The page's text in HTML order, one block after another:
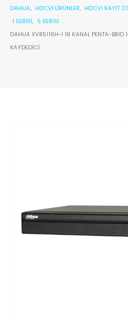
DAHUA, HDCVI ÜRÜNLER, HDCVI KAYIT
I SERISI, 5 SERISI
DAHUA XVR5116H-I 16 KANAL PENTA-BRID
KAYDEDICI